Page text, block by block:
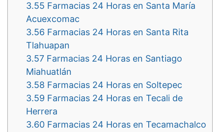
3.55 Farmacias 24 Horas en Santa María
Acuexcomac
3.56 Farmacias 24 Horas en Santa Rita
Tlahuapan
3.57 Farmacias 24 Horas en Santiago
Miahuatlán
3.58 Farmacias 24 Horas en Soltepec
3.59 Farmacias 24 Horas en Tecali de
Herrera
3.60 Farmacias 24 Horas en Tecamachalco